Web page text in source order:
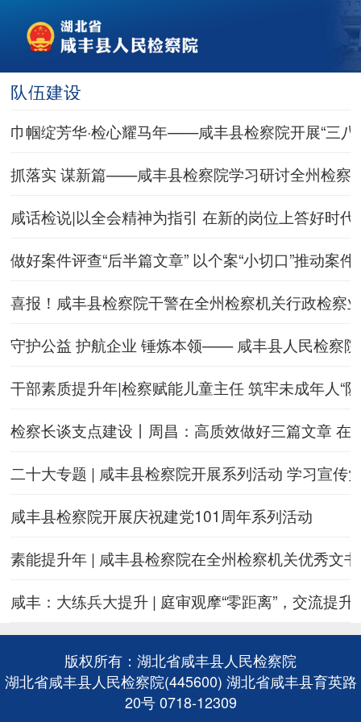
队伍建设
巾帼绽芳华·检心耀马年——咸丰县检察院开展“三八
抓落实 谋新篇——咸丰县检察院学习研讨全州检察
咸话检说|以全会精神为指引 在新的岗位上答好时代
做好案件评查“后半篇文章” 以个案“小切口”推动案件
喜报！咸丰县检察院干警在全州检察机关行政检察
守护公益 护航企业 锤炼本领—— 咸丰县人民检察
干部素质提升年|检察赋能儿童主任 筑牢未成年人“
检察长谈支点建设丨周昌：高质效做好三篇文章
二十大专题 | 咸丰县检察院开展系列活动 学习宣传
咸丰县检察院开展庆祝建党101周年系列活动
素能提升年 | 咸丰县检察院在全州检察机关优秀文
咸丰：大练兵大提升 | 庭审观摩“零距离”，交流提升
版权所有：湖北省咸丰县人民检察院
湖北省咸丰县人民检察院(445600) 湖北省咸丰县育英路
20号 0718-12309